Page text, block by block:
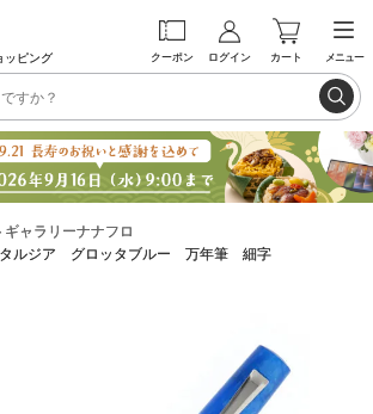
ッピング クーポン ログイン カート メニュー
ギャラリーナナフロ
タルジア グロッタブルー 万年筆 細字